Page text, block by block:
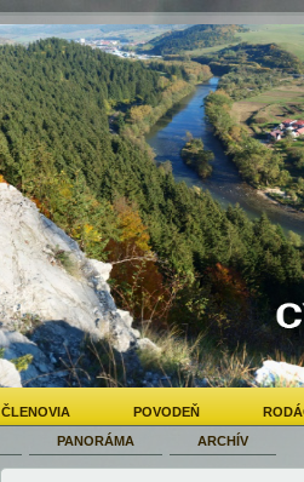
ČLENOVIA POVODEŇ
PANORÁMA ARCHÍV